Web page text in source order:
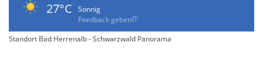
27°C
Sonnig
Feedback geben
Standort Bad Herrenalb - Schwarzwald Panorama